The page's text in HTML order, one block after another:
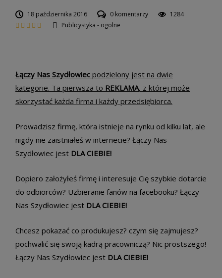
18 października 2016 0 komentarzy
1284
Publicystyka - ogolne
Łączy Nas Szydłowiec podzielony jest na dwie
kategorie. Ta pierwsza to REKLAMA, z której może
skorzystać każda firma i każdy przedsiębiorca.
Prowadzisz firmę, która istnieje na rynku od kilku lat, ale
nigdy nie zaistniałeś w internecie? Łączy Nas
Szydłowiec jest DLA CIEBIE!
Dopiero założyłeś firmę i interesuje Cię szybkie dotarcie
do odbiorców? Uzbieranie fanów na facebooku? Łączy
Nas Szydłowiec jest DLA CIEBIE!
Chcesz pokazać co produkujesz? czym się zajmujesz?
pochwalić się swoją kadrą pracowniczą? Nic prostszego!
Łączy Nas Szydłowiec jest DLA CIEBIE!